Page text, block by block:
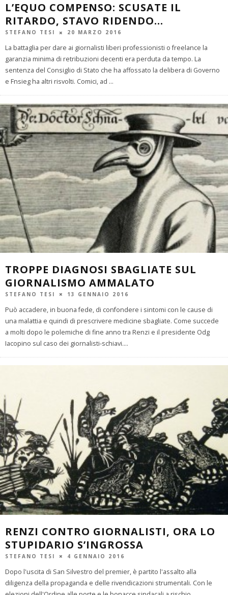
L’EQUO COMPENSO: SCUSATE IL
RITARDO, STAVO RIDENDO…
STEFANO TESI 20 MARZO 2016
La battaglia per dare ai giornalisti liberi professionisti o freelance la
garanzia minima di retribuzioni decenti era perduta da tempo. La
sentenza del Consiglio di Stato che ha affossato la delibera di Governo
e Fnsieg ha altri risvolti. Comici, ad ...
TROPPE DIAGNOSI SBAGLIATE SUL
GIORNALISMO AMMALATO
STEFANO TESI 13 GENNAIO 2016
Può accadere, in buona fede, di confondere i sintomi con le cause di
una malattia e quindi di prescrivere medicine sbagliate. Come succede
a molti dopo le polemiche di fine anno tra Renzi e il presidente Odg
Iacopino sul caso dei giornalisti-schiavi....
RENZI CONTRO GIORNALISTI, ORA LO
STUPIDARIO S’INGROSSA
STEFANO TESI 4 GENNAIO 2016
Dopo l'uscita di San Silvestro del premier, è partito l'assalto alla
diligenza della propaganda e delle rivendicazioni strumentali. Con le